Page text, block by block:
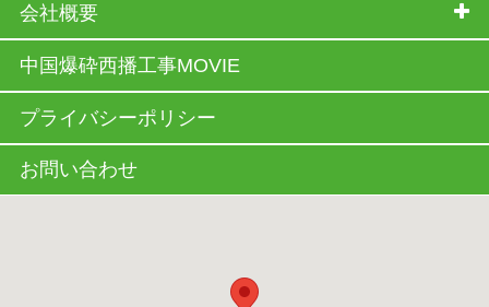
会社概要
中国爆砕西播工事MOVIE
プライバシーポリシー
お問い合わせ